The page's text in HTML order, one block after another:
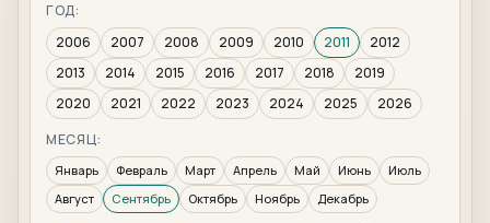
ГОД:
2006
2007 2008 2009 2010 2011
2012
2013
2014 2015 2016 2017 2018
2019
2020
2021 2022 2023 2024 2025
2026
МЕСЯЦ:
Январь Февраль Март Апрель Май Июнь
Июль
Август
Сентябрь Октябрь Ноябрь Декабрь